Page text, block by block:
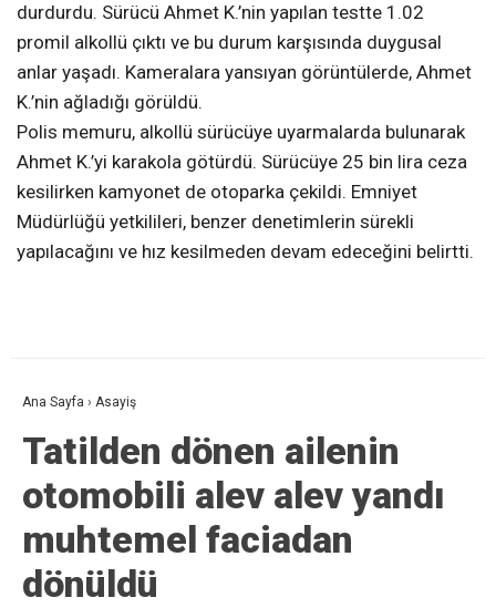
durdurdu. Sürücü Ahmet K.’nin yapılan testte 1.02
promil alkollü çıktı ve bu durum karşısında duygusal
anlar yaşadı. Kameralara yansıyan görüntülerde, Ahmet
K.’nin ağladığı görüldü.
Polis memuru, alkollü sürücüye uyarmalarda bulunarak
Ahmet K.’yi karakola götürdü. Sürücüye 25 bin lira ceza
kesilirken kamyonet de otoparka çekildi. Emniyet
Müdürlüğü yetkilileri, benzer denetimlerin sürekli
yapılacağını ve hız kesilmeden devam edeceğini belirtti.
Ana Sayfa › Asayiş
Tatilden dönen ailenin
otomobili alev alev yandı
muhtemel faciadan
dönüldü